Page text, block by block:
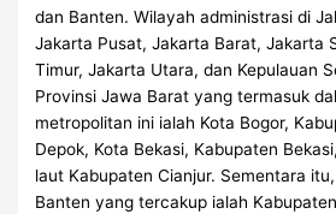
dan Banten. Wilayah administrasi di
Jakarta Pusat, Jakarta Barat, Jakarta
Timur, Jakarta Utara, dan Kepulauan
Provinsi Jawa Barat yang termasuk
metropolitan ini ialah Kota Bogor,
Depok, Kota Bekasi, Kabupaten
laut Kabupaten Cianjur. Sementara
Banten yang tercakup ialah